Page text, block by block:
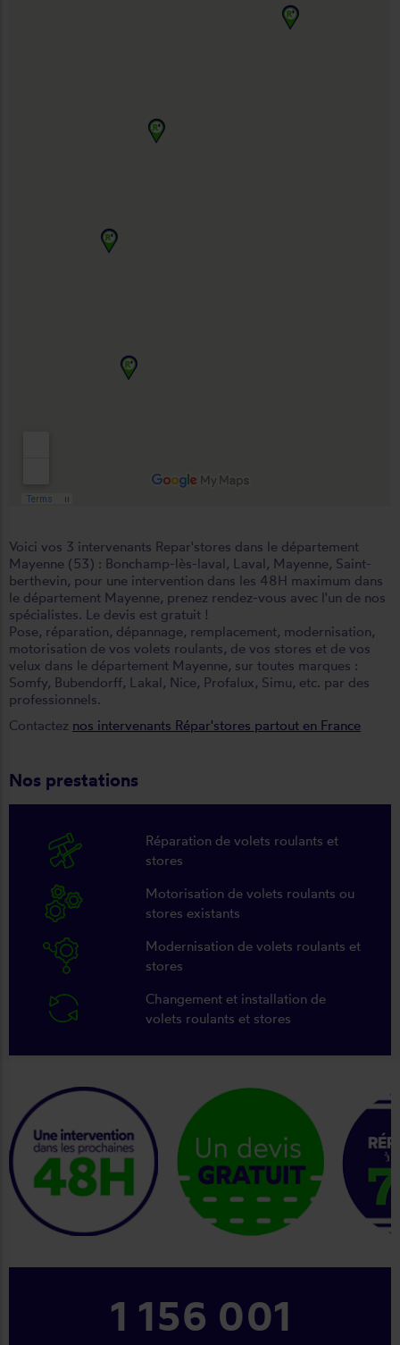
Voici vos 3 intervenants Repar'stores dans le département
Mayenne (53) : Bonchamp-lès-laval , Laval , Mayenne, Saint-
berthevin, pour une intervention dans les 48H maximum dans
le département Mayenne, prenez rendez-vous avec l'un de nos
spécialistes. Le devis est gratuit !
Pose, réparation, dépannage, remplacement, modernisation,
motorisation de vos volets roulants, de vos stores et de vos
velux dans le département Mayenne, sur toutes marques :
Somfy, Bubendorff, Lakal, Nice, Profalux, Simu, etc. par des
professionnels.
Contactez nos intervenants Répar'stores partout en France
Nos prestations
Réparation de volets roulants et
stores
Motorisation de volets roulants ou
stores existants
Modernisation de volets roulants et
stores
Changement et installation de
volets roulants et stores
keyboard_arrow_right
1 254 001